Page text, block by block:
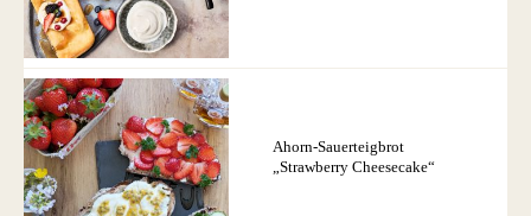
Ahorn-Sauerteigbrot
„Strawberry Cheesecake“